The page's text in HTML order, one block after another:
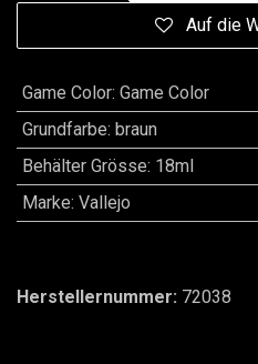
Auf die
Game Color: Game Color
Grundfarbe: braun
Behälter Grösse: 18ml
Marke: Vallejo
Herstellernummer: 72038